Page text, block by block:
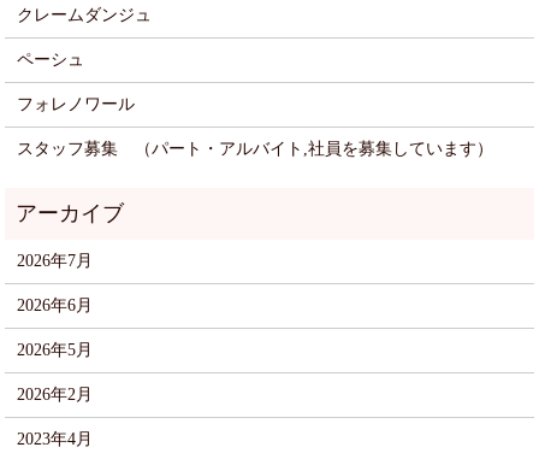
クレームダンジュ
ペーシュ
フォレノワール
スタッフ募集 （パート・アルバイト,社員を募集しています）
2026年7月
2026年6月
2026年5月
2026年2月
2023年4月